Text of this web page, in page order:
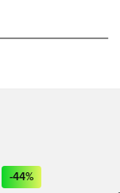
-44%